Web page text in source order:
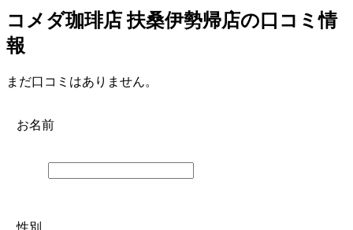
コメダ珈琲店 扶桑伊勢帰店の口コミ情
報
まだ口コミはありません。
お名前
性別